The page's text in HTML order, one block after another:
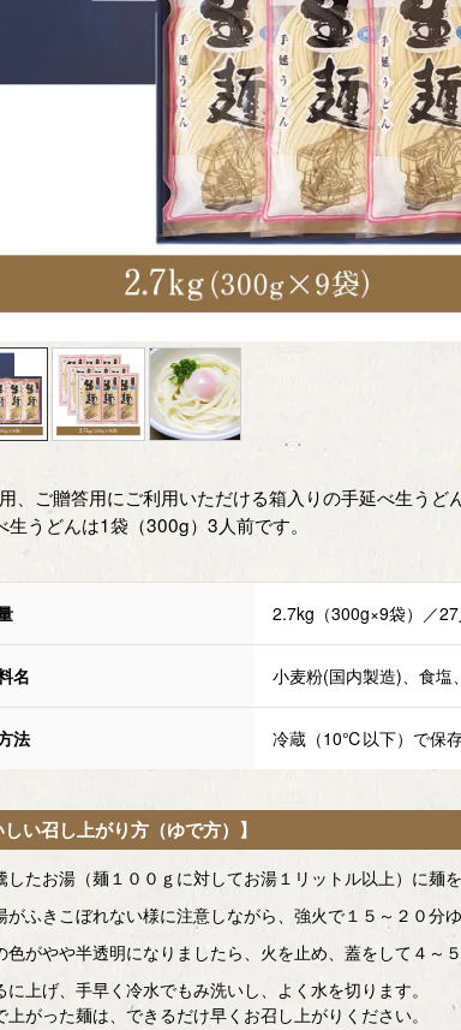
、ご贈答用にご利用いただける箱入りの手延べ生うどん
生うどんは1袋（300g）3人前です。
2.7kg（300g×9袋）／
名 小麦粉(国内製造)、食塩
法 冷蔵（10℃以下）で保存
い召し上がり方（ゆで方）】
したお湯（麺１００ｇに対してお湯１リットル以上）に麺
がふきこぼれない様に注意しながら、強火で１５～２０分ゆ
色がやや半透明になりましたら、火を止め、蓋をして４～
に上げ、手早く冷水でもみ洗いし、よく水を切ります。
上がった麺は、できるだけ早くお召し上がりください。